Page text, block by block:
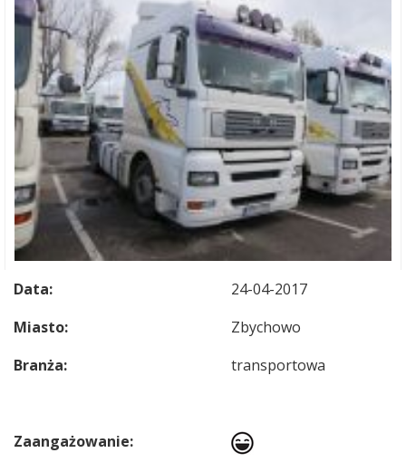
Data:
24-04-2017
Miasto:
Zbychowo
Branża:
transportowa
Zaangażowanie: